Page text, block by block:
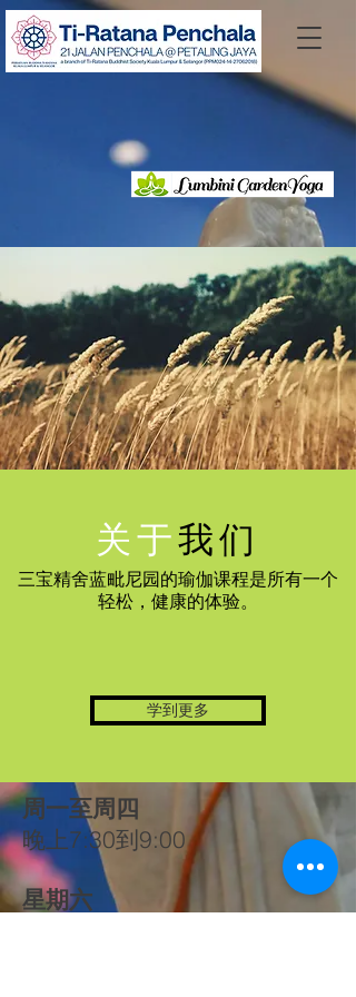
关于我们
三宝精舍蓝毗尼园的瑜伽课程是所有一个
轻松，健康的体验。
学到更多
周一至周四
晚上7:30到9:00
星期六